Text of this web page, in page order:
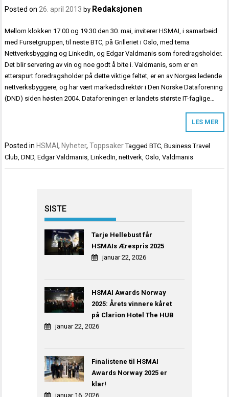
Posted on26. april 2013 by Redaksjonen
Mellom klokken 17.00 og 19.30 den 30. mai, inviterer HSMAI, i samarbeid
med Fursetgruppen, til neste BTC, på Grilleriet i Oslo, med tema
Nettverksbygging og LinkedIn, og Edgar Valdmanis som foredragsholder.
Det blir servering av vin og noe godt å bite i. Valdmanis, som er en
etterspurt foredragsholder på dette viktige feltet, er en av Norges ledende
nettverksbyggere, og har vært markedsdirektør i Den Norske Dataforening
(DND) siden høsten 2004. Dataforeningen er landets største IT-faglige…
LES MER
Posted in HSMAI, Nyheter,Toppsaker TaggedBTC,Business Travel
Club,DND,Edgar Valdmanis,LinkedIn,nettverk,Oslo,Valdmanis
SISTE
Tarje Hellebust får
HSMAIs Ærespris 2025
januar 22, 2026
HSMAI Awards Norway
2025: Årets vinnere kåret
på Clarion Hotel The HUB
januar 22, 2026
Finalistene til HSMAI
Awards Norway 2025 er
klar!
januar 16, 2026